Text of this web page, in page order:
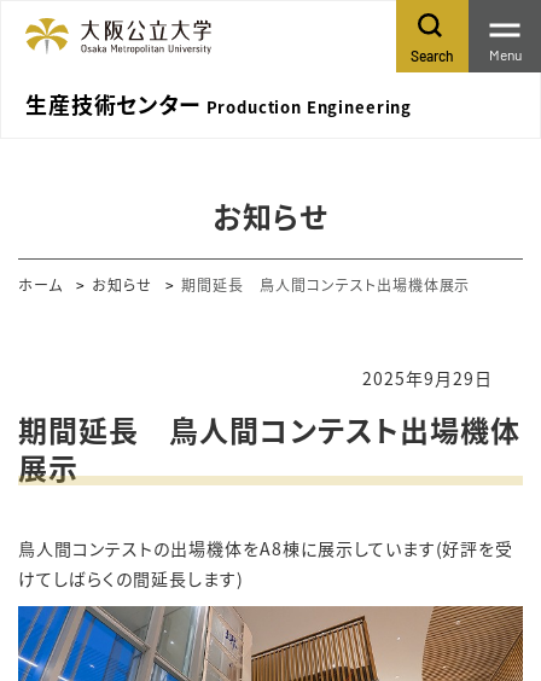
生産技術センター Production Engineering
Search Menu
お知らせ
ホーム お知らせ 期間延長 鳥人間コンテスト出場機体展示
2025年9月29日
期間延長 鳥人間コンテスト出場機体
展示
鳥人間コンテストの出場機体をA8棟に展示しています(好評を受
けてしばらくの間延長します)